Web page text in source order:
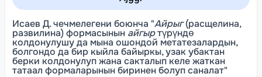
Исаев Д. чечмелегени боюнча "Айрыг(расщелина,
развилина) формасынын айгыртүрүндө
колдонулушу да мына ошондой метатезалардын,
болгондо да бир кыйла байыркы, узак убактан
берки колдонулуп жана сакталып келе жаткан
татаал формаларынын биринен болуп саналат"